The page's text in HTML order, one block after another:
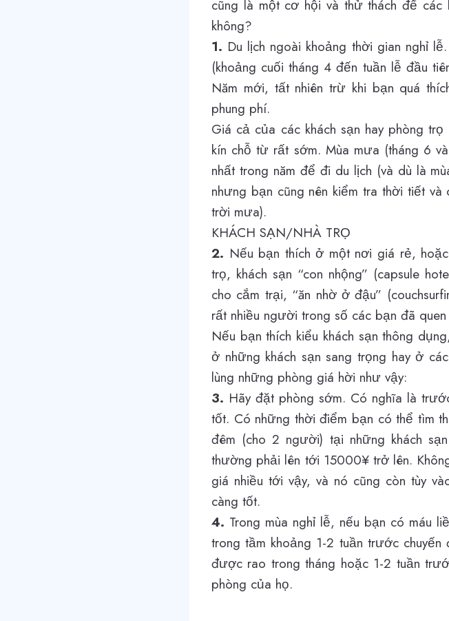
cũng là một cơ hội và thử thách để
không?
1. Du lịch ngoài khoảng thời gian nghỉ
(khoảng cuối tháng 4 đến tuần lễ đầu
Năm mới, tất nhiên trừ khi bạn quá
phung phí.
Giá cả của các khách sạn hay phòng
kín chỗ từ rất sớm. Mùa mưa (tháng 6
nhất trong năm để đi du lịch (và dù là
nhưng bạn cũng nên kiểm tra thời tiết
trời mưa).
KHÁCH SẠN/NHÀ TRỌ
2. Nếu bạn thích ở một nơi giá rẻ,
trọ, khách sạn “con nhộng” (capsule
cho cắm trại, “ăn nhờ ở đậu”
rất nhiều người trong số các bạn đã
Nếu bạn thích kiểu khách sạn thông
ở những khách sạn sang trọng hay ở
lùng những phòng giá hời như vậy:
3. Hãy đặt phòng sớm. Có nghĩa là
tốt. Có những thời điểm bạn có thể tìm
đêm (cho 2 người) tại những khách
thường phải lên tới 15000¥ trở lên.
giá nhiều tới vậy, và nó cũng còn tùy
càng tốt.
4. Trong mùa nghỉ lễ, nếu bạn có máu
trong tầm khoảng 1-2 tuần trước
được rao trong tháng hoặc 1-2 tuần
phòng của họ.